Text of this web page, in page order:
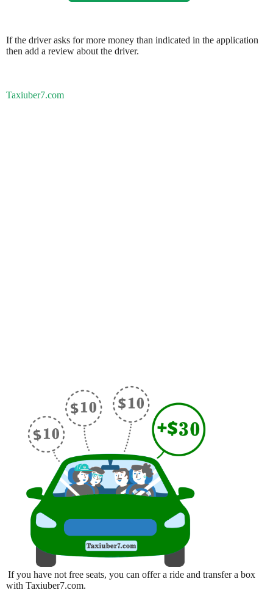
If the driver asks for more money than indicated in the application
then add a review about the driver.
Taxiuber7.com
If you have not free seats, you can offer a ride and transfer a box
with Taxiuber7.com.